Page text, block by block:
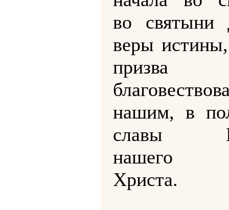
во святыни
веры
нашим, в
славы
нашего
Христа.